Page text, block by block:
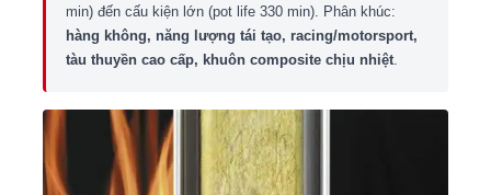
min) đến cấu kiện lớn (pot life 330 min). Phân khúc:
hàng không, năng lượng tái tạo, racing/motorsport,
tàu thuyền cao cấp, khuôn composite chịu nhiệt